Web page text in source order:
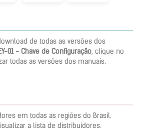
de todas as versões dos
01 - Chave de Configuração, clique no
todas as versões dos manuais.
em todas as regiões do Brasil.
a lista de distribuidores.